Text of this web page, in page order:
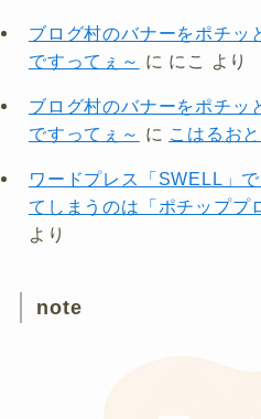
ブログ村のバナーをポチッ
ですってぇ～ に にこ より
ブログ村のバナーをポチッ
ですってぇ～ に こはるおと
ワードプレス「SWELL」
てしまうのは「ポチッププ
より
note